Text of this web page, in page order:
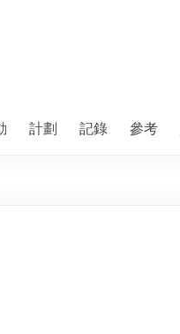
計劃 記錄 參考